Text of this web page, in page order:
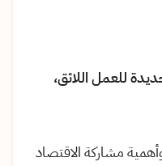
للعمل اللائق،
مشاركة الاقتصاد